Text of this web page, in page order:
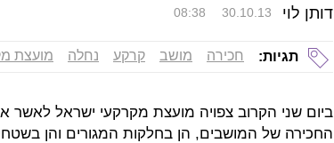
דותן לוי 08:38 30.10.13
תגיות: חכירה מושב קרקע נחלה מועצת
ביום שני הקרוב צפויה מועצת מקרקעי ישראל לאשר
החכירה של המושבים, הן בחלקות המגורים והן